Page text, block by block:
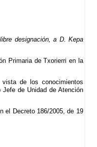
designación, a D. Kepa
Primaria de Txorierri en la
de los conocimientos
de Unidad de Atención
el Decreto 186/2005, de 19